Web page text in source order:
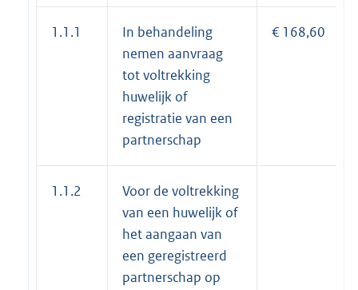
1.1.1
In behandeling
nemen aanvraag
tot voltrekking
huwelijk of
registratie van een
partnerschap
€ 168,60
1.1.2
Voor de voltrekking
van een huwelijk of
het aangaan van
een geregistreerd
partnerschap op